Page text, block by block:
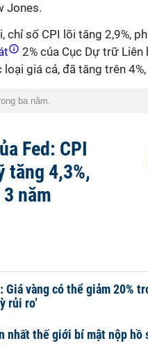
Jones.
chỉ số CPI lõi tăng 2,9%,
2% của Cục Dự trữ
giá cả, đã tăng trên
ba năm.
Fed: CPI
tăng 4,3%,
năm
Giá vàng có thể giảm 20%
rủi ro’
nhất thế giới bí mật nộp hồ